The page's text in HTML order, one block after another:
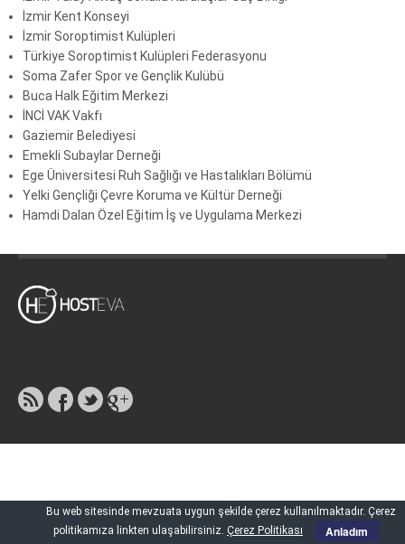
ETKINLIKLER
GALERI
İLETIŞIM
İzmir Kent Konseyi
İzmir Soroptimist Kulüpleri
Türkiye Soroptimist Kulüpleri Federasyonu
Soma Zafer Spor ve Gençlik Kulübü
Buca Halk Eğitim Merkezi
İNCİ VAK Vakfı
Gaziemir Belediyesi
Emekli Subaylar Derneği
Ege Üniversitesi Ruh Sağlığı ve Hastalıkları Bölümü
Yelki Gençliği Çevre Koruma ve Kültür Derneği
Hamdi Dalan Özel Eğitim İş ve Uygulama Merkezi
Bu web sitesinde mevzuata uygun şekilde çerez kullanılmaktadır. Çerez
politikamıza linkten ulaşabilirsiniz. Çerez Politikası Anladım